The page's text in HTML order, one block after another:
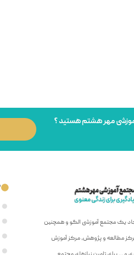
مهر هشتم هستید ؟
یک مجتمع آموزشی الگو و همچنین
مطالعه و پژوهش، مرکز آموزش